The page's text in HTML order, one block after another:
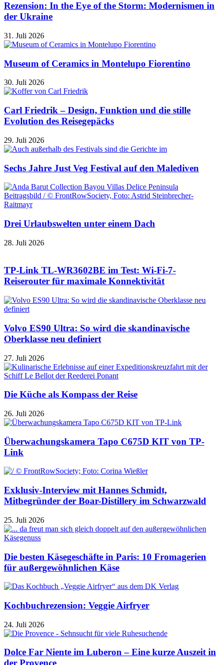
Rezension: In the Eye of the Storm: Modernismen in
der Ukraine
31. Juli 2026
Museum of Ceramics in Montelupo Fiorentino
30. Juli 2026
Carl Friedrik – Design, Funktion und die stille
Evolution des Reisegepäcks
29. Juli 2026
Sechs Jahre Just Veg Festival auf den Malediven
Drei Urlaubswelten unter einem Dach
28. Juli 2026
TP-Link TL-WR3602BE im Test: Wi-Fi-7-
Reiserouter für maximale Konnektivität
Volvo ES90 Ultra: So wird die skandinavische
Oberklasse neu definiert
27. Juli 2026
Die Küche als Kompass der Reise
26. Juli 2026
Überwachungskamera Tapo C675D KIT von TP-
Link
Exklusiv-Interview mit Hannes Schmidt,
Mitbegründer der Boar-Distillery im Schwarzwald
25. Juli 2026
Die besten Käsegeschäfte in Paris: 10 Fromagerien
für außergewöhnlichen Käse
Kochbuchrezension: Veggie Airfryer
24. Juli 2026
Dolce Far Niente im Luberon – Eine kurze Auszeit in